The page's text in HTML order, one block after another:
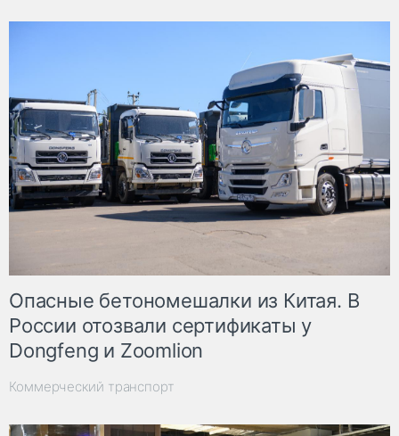
Опасные бетономешалки из Китая. В
России отозвали сертификаты у
Dongfeng и Zoomlion
Коммерческий транспорт